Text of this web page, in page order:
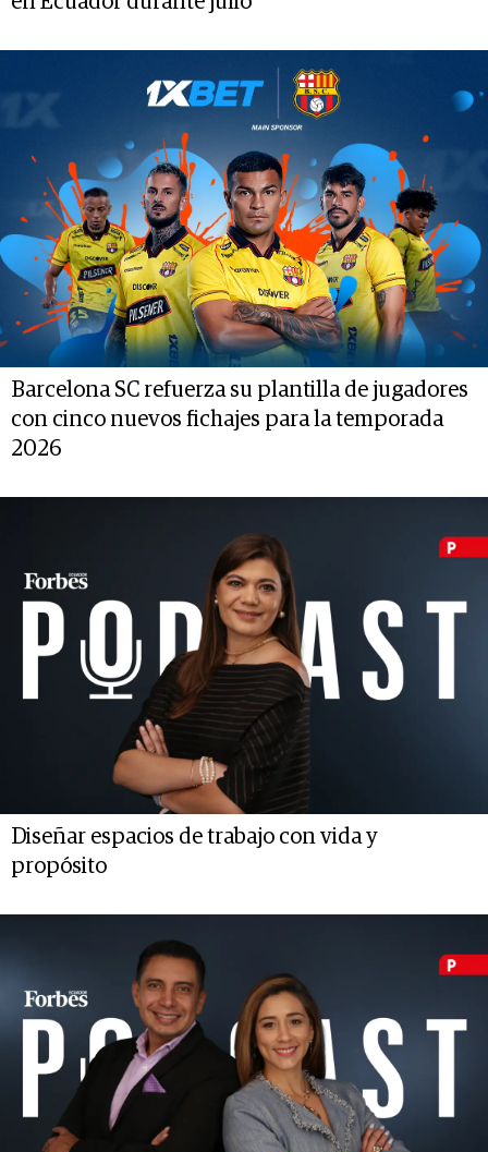
Barcelona SC refuerza su plantilla de jugadores
con cinco nuevos fichajes para la temporada
2026
Diseñar espacios de trabajo con vida y
propósito